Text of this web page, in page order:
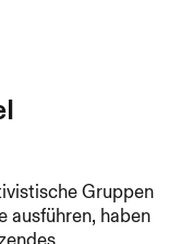
Gruppen
ausführen, haben